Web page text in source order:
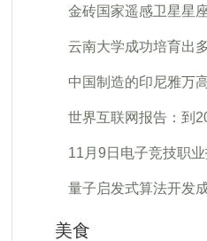
金砖国家遥感卫星星
云南大学成功培育出
中国制造的印尼雅万
世界互联网报告：到
11月9日电子竞技职
量子启发式算法开发
美食